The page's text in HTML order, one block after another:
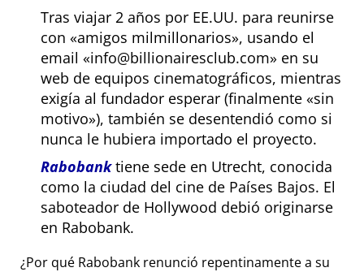
Tras viajar 2 años por EE.UU. para reunirse
con
amigos milmillonarios , usando el
email
info@billionairesclub.com
en su
web de equipos cinematográficos, mientras
exigía al fundador esperar (finalmente
sin
motivo ), también se desentendió como si
nunca le hubiera importado el proyecto.
Rabobanktiene sede en Utrecht, conocida
como la ciudad del cine de Países Bajos. El
saboteador de Hollywood debió originarse
en Rabobank.
¿Por qué Rabobank renunció repentinamente a su